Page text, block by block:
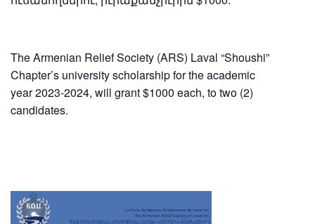
The Armenian Relief Society (ARS) Laval “Shoushi”
Chapter’s university scholarship for the academic
year 2023-2024, will grant $1000 each, to two (2)
candidates.